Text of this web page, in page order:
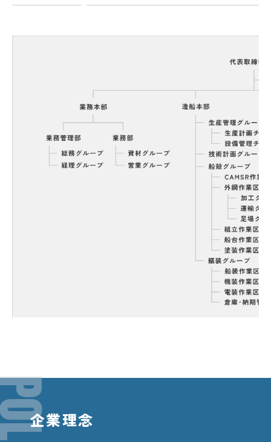
企業理念